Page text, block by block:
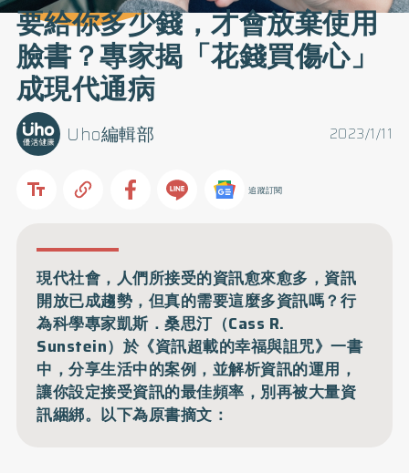
要給你多少錢，才會放棄使用
臉書？專家揭「花錢買傷心」
成現代通病
2023/1/11
Uho編輯部
追蹤訂閱
現代社會，人們所接受的資訊愈來愈多，資訊
開放已成趨勢，但真的需要這麼多資訊嗎？行
為科學專家凱斯．桑思汀（Cass R.
Sunstein）於《資訊超載的幸福與詛咒》一書
中，分享生活中的案例，並解析資訊的運用，
讓你設定接受資訊的最佳頻率，別再被大量資
訊綑綁。以下為原書摘文：